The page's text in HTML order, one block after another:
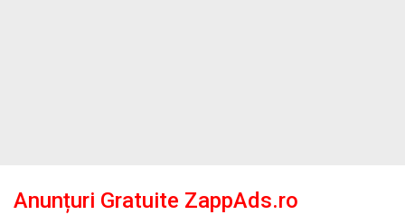
Anunțuri Gratuite ZappAds.ro